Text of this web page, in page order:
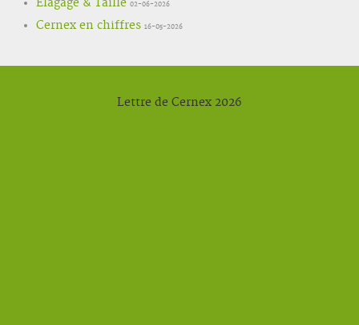
Elagage & Taille 02-06-2026
Cernex en chiffres 16-05-2026
Lettre de Cernex 2026